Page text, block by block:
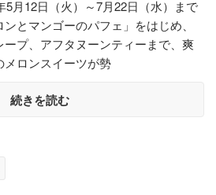
5月12日（火）～7月22日（水）まで
とマンゴーのパフェ」をはじめ、
プ、アフタヌーンティーまで、爽
ロンスイーツが勢
続きを読む